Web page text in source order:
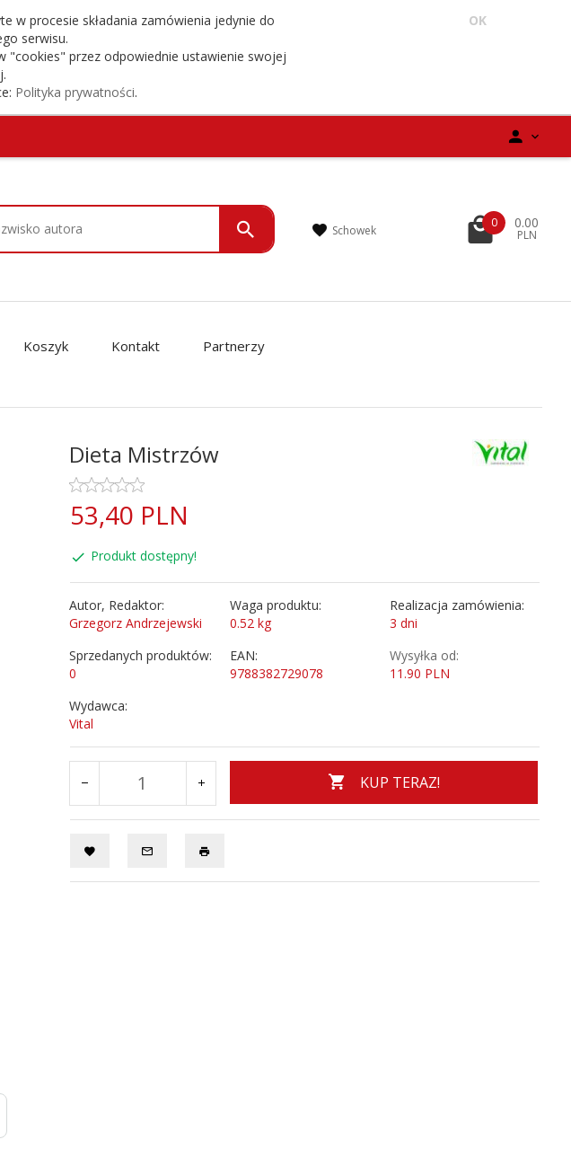
w procesie składania zamówienia jedynie do
serwisu.
"cookies" przez odpowiednie ustawienie swojej
Polityka prywatności.
OK
Schowek
0 0.00
PLN
Koszyk Kontakt Partnerzy
Dieta Mistrzów
53,40 PLN
Produkt dostępny!
Autor, Redaktor:
Grzegorz Andrzejewski
Waga produktu:
0.52 kg
Realizacja zamówienia:
3 dni
Sprzedanych produktów:
0
EAN:
9788382729078
Wysyłka od:
11.90 PLN
Wydawca:
Vital
KUP TERAZ!